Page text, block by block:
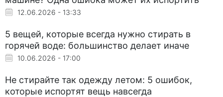
12.06.2026 - 13:33
5 вещей, которые всегда нужно стирать в
горячей воде: большинство делает иначе
10.06.2026 - 17:00
Не стирайте так одежду летом: 5 ошибок,
которые испортят вещь навсегда